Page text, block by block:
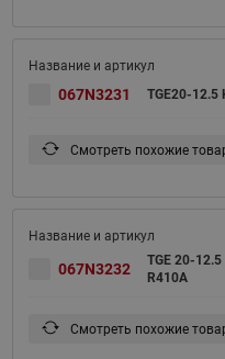
067N3231 TGE20-12.5
Смотреть похожие
067N3232
TGE 20-
R410A
Смотреть похожие